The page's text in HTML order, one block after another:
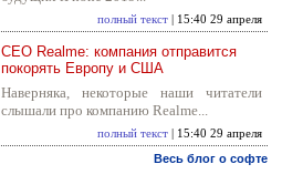
полный текст | 15:40 29 апреля
CEO Realme: компания отправится
покорять Европу и США
Наверняка, некоторые наши читатели
слышали про компанию Realme...
полный текст | 15:40 29 апреля
Весь блог о софте